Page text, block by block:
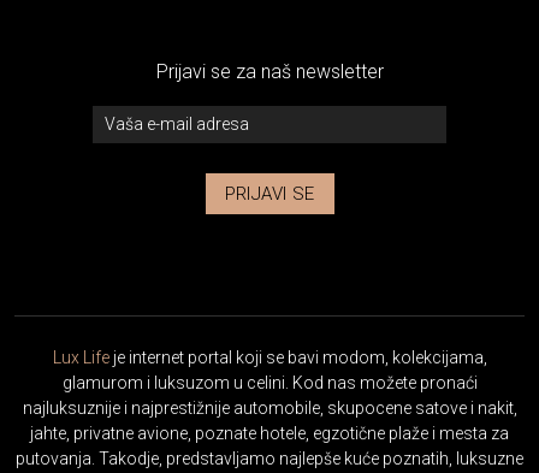
Prijavi se za naš newsletter
PRIJAVI SE
Lux Lifeje internet portal koji se bavi modom, kolekcijama,
glamurom i luksuzom u celini. Kod nas možete pronaći
najluksuznije i najprestižnije automobile, skupocene satove i nakit,
jahte, privatne avione, poznate hotele, egzotične plaže i mesta za
putovanja. Takodje, predstavljamo najlepše kuće poznatih, luksuzne